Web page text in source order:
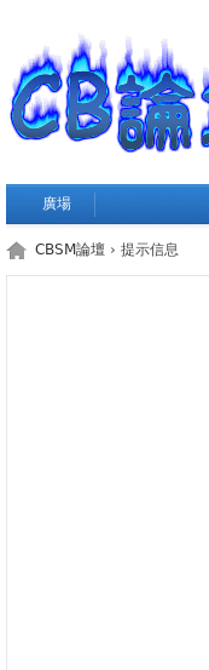
廣場
CBSM論壇 › 提示信息